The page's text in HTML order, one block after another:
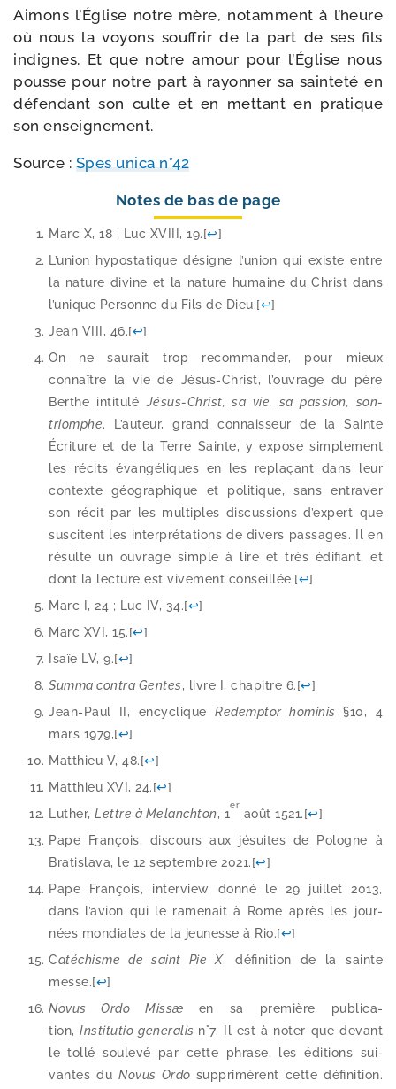
Aimons l’Église notre mère, notam­ment à l’heure
où nous la voyons souf­frir de la part de ses fils
indignes. Et que notre amour pour l’Église nous
pousse pour notre part à rayon­ner sa sain­te­té en
défen­dant son culte et en met­tant en pra­tique
son enseignement.
Source : Spes uni­ca n°42
Notes de bas de page
Marc X, 18 ; Luc XVIII, 19.[↩]
L’union hypo­sta­tique désigne l’union qui existe entre
la nature divine et la nature humaine du Christ dans
l’unique Personne du Fils de Dieu.[↩]
Jean VIII, 46.[↩]
On ne sau­rait trop recom­man­der, pour mieux
connaître la vie de Jésus-​Christ, l’ouvrage du père
Berthe inti­tu­lé Jésus-​Christ, sa vie, sa pas­sion, son­
triomphe. L’auteur, grand connais­seur de la Sainte
Écriture et de la Terre Sainte, y expose sim­ple­ment
les récits évan­gé­liques en les repla­çant dans leur
contexte géo­gra­phique et poli­tique, sans entra­ver
son récit par les mul­tiples dis­cus­sions d’expert que
sus­citent les inter­pré­ta­tions de divers pas­sages. Il en
résulte un ouvrage simple à lire et très édi­fiant, et
dont la lec­ture est vive­ment conseillée.[↩]
Marc I, 24 ; Luc IV, 34.[↩]
Marc XVI, 15.[↩]
Isaïe LV, 9.[↩]
Summa contra Gentes, livre I, cha­pitre 6.[↩]
Jean-​Paul II, ency­cliqueRedemptor homi­nis§10, 4
mars 1979,[↩]
Matthieu V, 48.[↩]
Matthieu XVI, 24.[↩]
Luther, Lettre à Melanchton, 1
er
août 1521.[↩]
Pape François, dis­cours aux jésuites de Pologne à
Bratislava, le 12 sep­tembre 2021.[↩]
Pape François, inter­view don­né le 29 juillet 2013,
dans l’avion qui le rame­nait à Rome après les jour­
nées mon­diales de la jeu­nesse à Rio.[↩]
Caté­chisme de saint Pie X, défi­ni­tion de la sainte
messe.[↩]
Novus Ordo Missæ en sa pre­mière publi­ca­
tion,Institutio gene­ra­lis n°7. Il est à noter que devant
le tol­lé sou­le­vé par cette phrase, les édi­tions sui­
vantes du Novus Ordo sup­pri­mèrent cette défi­ni­tion.